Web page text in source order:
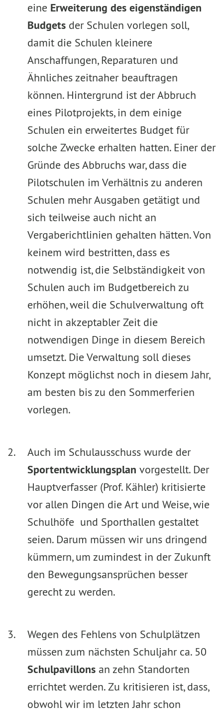
eine Erweiterung des eigenständigen
Budgets der Schulen vorlegen soll,
damit die Schulen kleinere
Anschaffungen, Reparaturen und
Ähnliches zeitnaher beauftragen
können. Hintergrund ist der Abbruch
eines Pilotprojekts, in dem einige
Schulen ein erweitertes Budget für
solche Zwecke erhalten hatten. Einer der
Gründe des Abbruchs war, dass die
Pilotschulen im Verhältnis zu anderen
Schulen mehr Ausgaben getätigt und
sich teilweise auch nicht an
Vergaberichtlinien gehalten hätten. Von
keinem wird bestritten, dass es
notwendig ist, die Selbständigkeit von
Schulen auch im Budgetbereich zu
erhöhen, weil die Schulverwaltung oft
nicht in akzeptabler Zeit die
notwendigen Dinge in diesem Bereich
umsetzt. Die Verwaltung soll dieses
Konzept möglichst noch in diesem Jahr,
am besten bis zu den Sommerferien
vorlegen.
Auch im Schulausschuss wurde der
Sportentwicklungsplan vorgestellt. Der
Hauptverfasser (Prof. Kähler) kritisierte
vor allen Dingen die Art und Weise, wie
Schulhöfe und Sporthallen gestaltet
seien. Darum müssen wir uns dringend
kümmern, um zumindest in der Zukunft
den Bewegungsansprüchen besser
gerecht zu werden.
Wegen des Fehlens von Schulplätzen
müssen zum nächsten Schuljahr ca. 50
Schulpavillons an zehn Standorten
errichtet werden. Zu kritisieren ist, dass,
obwohl wir im letzten Jahr schon